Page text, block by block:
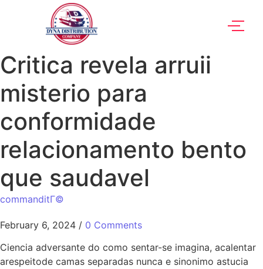
Critica revela arruii
misterio para
conformidade
relacionamento bento
que saudavel
commanditГ©
February 6, 2024 / 0 Comments
Ciencia adversante do como sentar-se imagina, acalentar
arespeitode camas separadas nunca e sinonimo astucia